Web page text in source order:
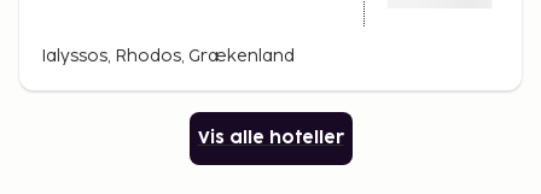
Ialyssos, Rhodos, Grækenland
Vis alle hoteller